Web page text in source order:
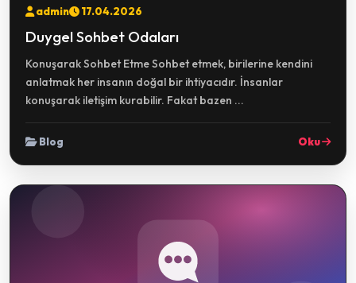
admin 17.04.2026
Duygel Sohbet Odaları
Konuşarak Sohbet Etme Sohbet etmek, birilerine kendini
anlatmak her insanın doğal bir ihtiyacıdır. İnsanlar
konuşarak iletişim kurabilir. Fakat bazen ...
Blog Oku